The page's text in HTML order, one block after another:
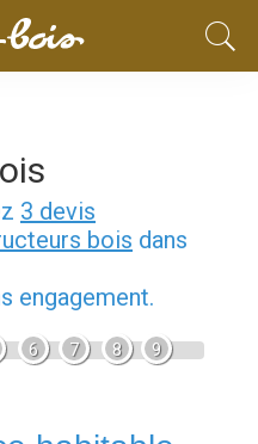
3 devis
bois dans
engagement.
6 7 8 9